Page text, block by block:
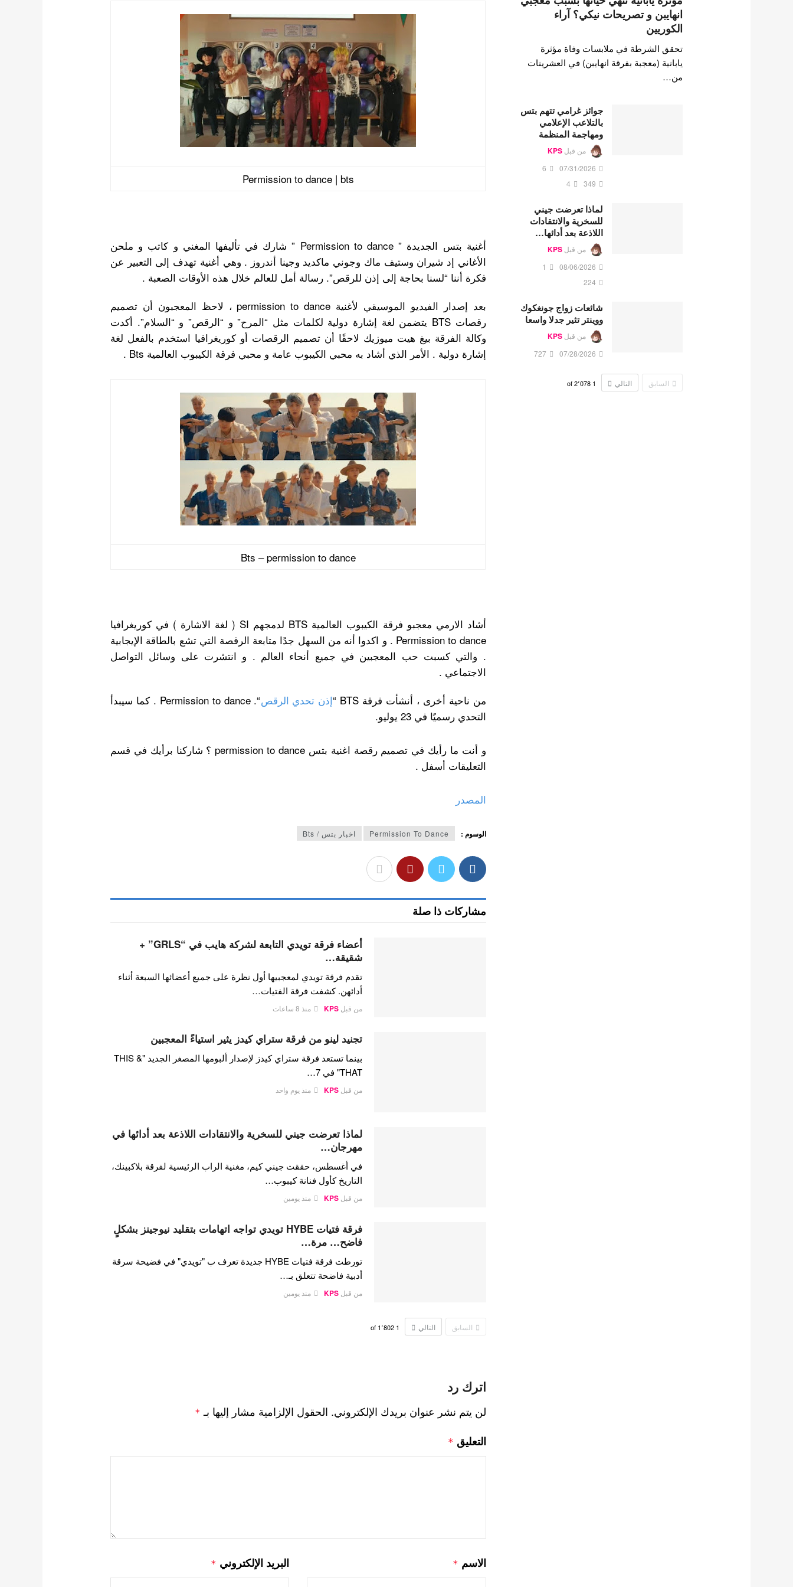
Permission to dance | bts
أغنية بتس الجديدة ” Permission to dance ” شارك في تأليفها المغني و كاتب و ملحن
الأغاني إد شيران وستيف ماك وجوني ماكديد وجينا أندروز . وهي أغنية تهدف إلى التعبير عن
فكرة أننا “لسنا بحاجة إلى إذن للرقص”. رسالة أمل للعالم خلال هذه الأوقات الصعبة .
بعد إصدار الفيديو الموسيقي لأغنية permission to dance ، لاحظ المعجبون أن تصميم
رقصات BTS يتضمن لغة إشارة دولية لكلمات مثل “المرح” و “الرقص” و “السلام”. أكدت
وكالة الفرقة بيغ هيت ميوزيك لاحقًا أن تصميم الرقصات أو كوريغرافيا استخدم بالفعل لغة
إشارة دولية . الأمر الذي أشاد به محبي الكيبوب عامة و محبي فرقة الكيبوب العالمية Bts .
Bts – permission to dance
أشاد الارمي معجبو فرقة الكيبوب العالمية BTS لدمجهم SI ( لغة الاشارة ) في كوريغرافيا
Permission to dance . و اكدوا أنه من السهل جدًا متابعة الرقصة التي تشع بالطاقة الإيجابية
. والتي كسبت حب المعجبين في جميع أنحاء العالم . و انتشرت على وسائل التواصل
الاجتماعي .
من ناحية أخرى ، أنشأت فرقة BTS “
إذن تحدي الرقص
“. Permission to dance . كما سيبدأ
التحدي رسميًا في 23 يوليو.
و أنت ما رأيك في تصميم رقصة اغنية بتس permission to dance ؟ شاركنا برأيك في قسم
التعليقات أسفل .
المصدر
الوسوم : Permission To Dance اخبار بتس / Bts
مشاركات ذا صلة
أعضاء فرقة تويدي التابعة لشركة هايب في “GRLS” +
شقيقة…
تقدم فرقة تويدي لمعجبيها أول نظرة على جميع أعضائها السبعة أثناء
أدائهن. كشفت فرقة الفتيات…
من قبلKPS منذ 8 ساعات
تجنيد لينو من فرقة ستراي كيدز يثير استياءً المعجبين
بينما تستعد فرقة ستراي كيدز لإصدار ألبومها المصغر الجديد "THIS &
THAT" في 7…
من قبلKPS منذ يوم واحد
لماذا تعرضت جيني للسخرية والانتقادات اللاذعة بعد أدائها في
مهرجان…
في أغسطس، حققت جيني كيم، مغنية الراب الرئيسية لفرقة بلاكبينك،
التاريخ كأول فنانة كيبوب…
من قبلKPS منذ يومين
فرقة فتيات HYBE تويدي تواجه اتهامات بتقليد نيوجينز بشكلٍ
فاضح… مرة…
تورطت فرقة فتيات HYBE جديدة تعرف ب "تويدي" في فضيحة سرقة
أدبية فاضحة تتعلق بـ…
من قبلKPS منذ يومين
السابق التالي 1
of1٬802
اترك رد
لن يتم نشر عنوان بريدك الإلكتروني. الحقول الإلزامية مشار إليها بـ *
التعليق *
الاسم * البريد الإلكتروني *
انهايبن و تصريحات نيكي؟ آراء
الكوريين
تحقق الشرطة في ملابسات وفاة مؤثرة
يابانية (معجبة بفرقة انهايبن) في العشرينات
من…
جوائز غرامي تتهم بتس
بالتلاعب الإعلامي
ومهاجمة المنظمة
من قبل KPS
07/31/2026
6
349
4
لماذا تعرضت جيني
للسخرية والانتقادات
اللاذعة بعد أدائها…
من قبل KPS
08/06/2026
1
224
شائعات زواج جونغكوك
ووينتر تثير جدلا واسعا
من قبل KPS
07/28/2026
727
السابق التالي 1 2٬078